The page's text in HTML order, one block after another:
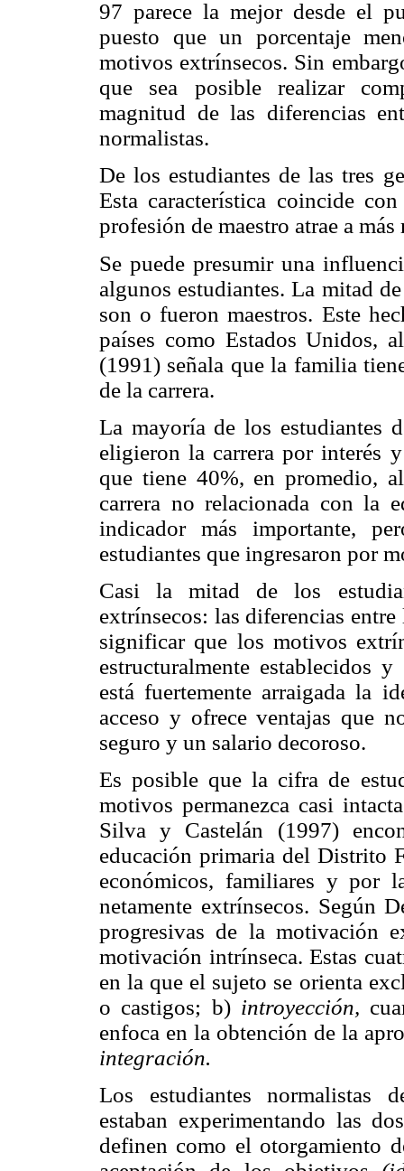
97 parece la mejor desde el
puesto que un porcentaje
motivos extrínsecos. Sin
que sea posible realizar
magnitud de las diferencias
normalistas.
De los estudiantes de las tres
Esta característica coincide
profesión de maestro atrae a
Se puede presumir una
algunos estudiantes. La mitad
son o fueron maestros. Este
países como Estados Unidos,
(1991) señala que la familia
de la carrera.
La mayoría de los estudiantes
eligieron la carrera por interés
que tiene 40%, en promedio,
carrera no relacionada con la
indicador más importante,
estudiantes que ingresaron por
Casi la mitad de los
extrínsecos: las diferencias
significar que los motivos
estructuralmente establecidos
está fuertemente arraigada la
acceso y ofrece ventajas que
seguro y un salario decoroso.
Es posible que la cifra de
motivos permanezca casi
Silva y Castelán (1997)
educación primaria del Distrito
económicos, familiares y por
netamente extrínsecos. Según
progresivas de la motivación
motivación intrínseca. Estas
en la que el sujeto se orienta
o castigos; b) introyección,
enfoca en la obtención de la
integración.
Los estudiantes normalistas
estaban experimentando las
definen como el otorgamiento